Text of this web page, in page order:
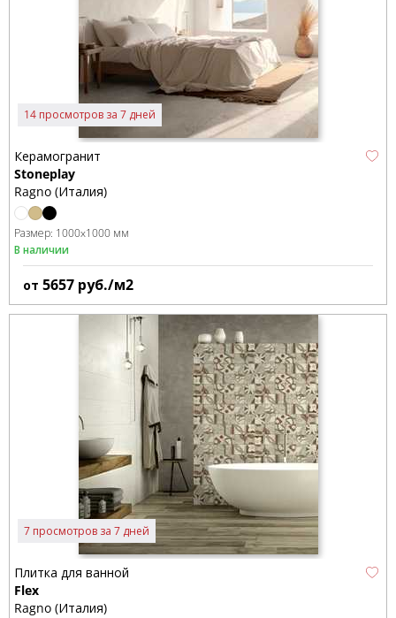
14 просмотров за 7 дней
Керамогранит
Stoneplay
Ragno (Италия)
Размер: 1000x1000 мм
В наличии
от 5657 руб./м2
7 просмотров за 7 дней
Плитка для ванной
Flex
Ragno (Италия)